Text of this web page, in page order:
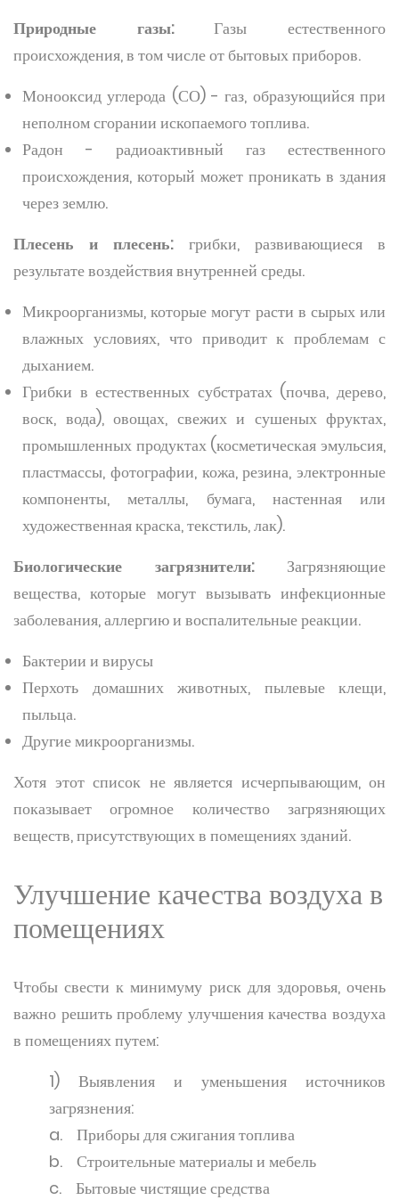
Природные газы:Газы естественного
происхождения, в том числе от бытовых приборов.
Монооксид углерода (СО) - газ, образующийся при
неполном сгорании ископаемого топлива.
Радон - радиоактивный газ естественного
происхождения, который может проникать в здания
через землю.
Плесень и плесень: грибки, развивающиеся в
результате воздействия внутренней среды.
Микроорганизмы, которые могут расти в сырых или
влажных условиях, что приводит к проблемам с
дыханием.
Грибки в естественных субстратах (почва, дерево,
воск, вода), овощах, свежих и сушеных фруктах,
промышленных продуктах (косметическая эмульсия,
пластмассы, фотографии, кожа, резина, электронные
компоненты, металлы, бумага, настенная или
художественная краска, текстиль, лак).
Биологические загрязнители: Загрязняющие
вещества, которые могут вызывать инфекционные
заболевания, аллергию и воспалительные реакции.
Бактерии и вирусы
Перхоть домашних животных, пылевые клещи,
пыльца.
Другие микроорганизмы.
Хотя этот список не является исчерпывающим, он
показывает огромное количество загрязняющих
веществ, присутствующих в помещениях зданий.
Улучшение качества воздуха в
помещениях
Чтобы свести к минимуму риск для здоровья, очень
важно решить проблему улучшения качества воздуха
в помещениях путем:
1) Выявления и уменьшения источников
загрязнения:
a. Приборы для сжигания топлива
b. Строительные материалы и мебель
c. Бытовые чистящие средства